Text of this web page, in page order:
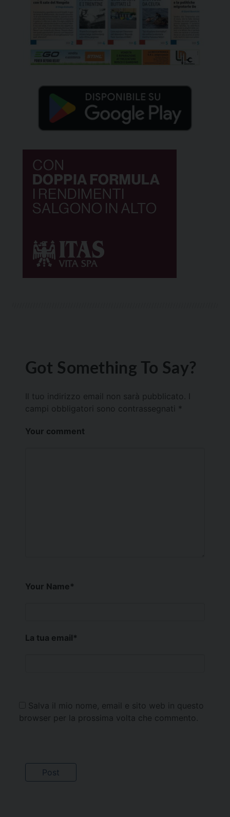
Got Something To Say?
Il tuo indirizzo email non sarà pubblicato.
campi obbligatori sono contrassegnati *
Your comment
Your Name*
La tua email*
Salva il mio nome, email e sito web in questo
browser per la prossima volta che commento.